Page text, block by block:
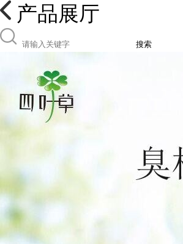
产品展厅
搜索